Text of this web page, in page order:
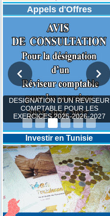
Appels d'Offres
DESIGNATION D’UN REVISEUR
COMPTABLE POUR LES
EXERCICES 2025-2026-2027
Investir en Tunisie